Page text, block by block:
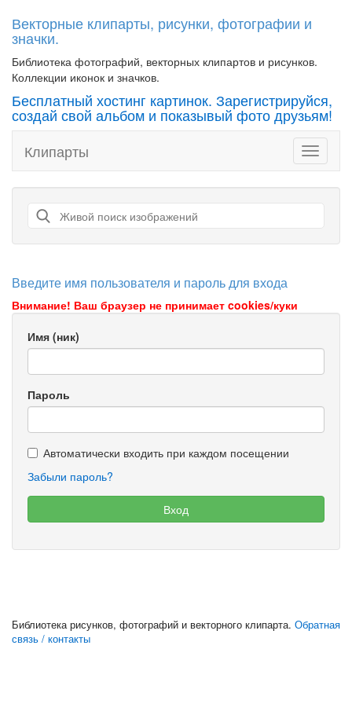
Векторные клипарты, рисунки, фотографии и
значки.
Библиотека фотографий, векторных клипартов и рисунков.
Коллекции иконок и значков.
Бесплатный хостинг картинок. Зарегистрируйся,
создай свой альбом и показывый фото друзьям!
Toggle
Клипарты
Введите имя пользователя и пароль для входа
Внимание! Ваш браузер не принимает cookies/куки
Имя (ник)
Пароль
Автоматически входить при каждом посещении
Забыли пароль?
Библиотека рисунков, фотографий и векторного клипарта. Обратная
связь / контакты